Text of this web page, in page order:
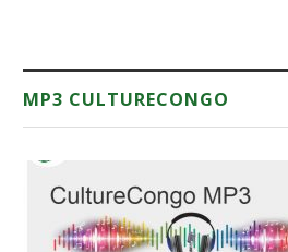
MP3 CULTURECONGO